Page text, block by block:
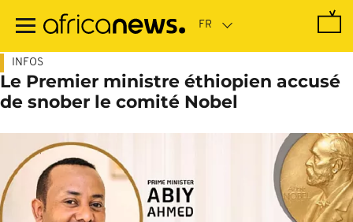
contenu
INFOS
Le Premier ministre éthiopien accusé
de snober le comité Nobel